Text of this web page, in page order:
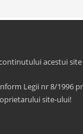
acestui
Legii nr 8/1996
site-ului!